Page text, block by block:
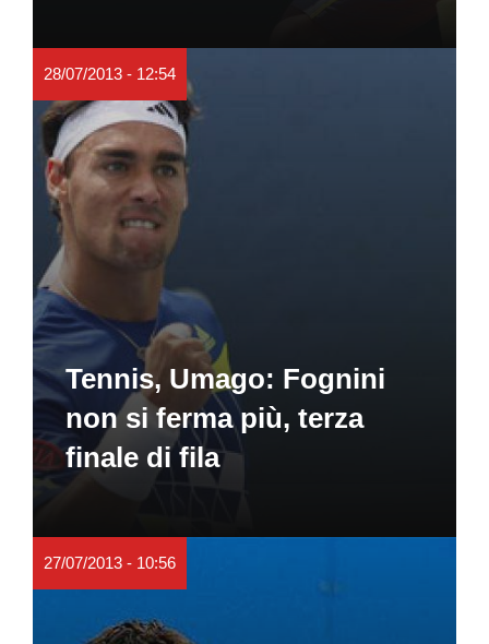
28/07/2013 - 12:54
Tennis, Umago: Fognini
non si ferma più, terza
finale di fila
27/07/2013 - 10:56